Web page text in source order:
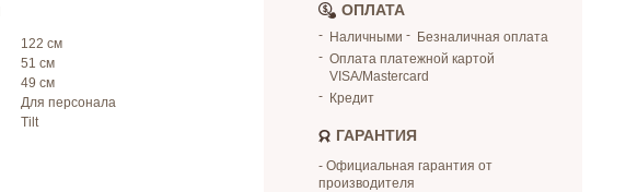
122 см
51 см
49 см
Для персонала
Tilt
ОПЛАТА
Наличными
Безналичная оплата
Оплата платежной картой
VISA/Mastercard
Кредит
ГАРАНТИЯ
- Официальная гарантия от
производителя